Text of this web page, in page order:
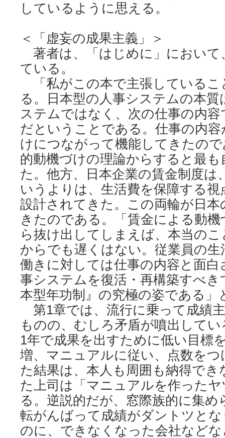
しているように思える。
＜「虚妄の成果主義」＞
著者は、「はじめに」において
ている。
「私がこの本で主張しているこ
る。日本型の人事システムの本
ステムではなく、次の仕事の内
だということである。仕事の内
けにつながって機能してきたの
的動機づけの理論からすると最
た。他方、日本企業の賃金制度は
いうよりは、生活費を保障する
設計されてきた。この両輪が日
きたのである。「賃金による動
ら抜け出してしまえば、本当の
からでも遅くはない。従業員の
働きに対しては仕事の内容と面
事システムを復活・再構築すべ
本型年功制』の究極の姿である」
第1章では、流行に乗って成績
ものの、むしろ矛盾が噴出して
1年で成果を出すために低い目標
増、マニュアルに従い、点数を
た結果は、本人も周囲も納得で
た上司は「マニュアルを作った
る。逆説的だが、窓際族的に集め
転がんばって成績がダントツと
のに、できなくなった会社などな